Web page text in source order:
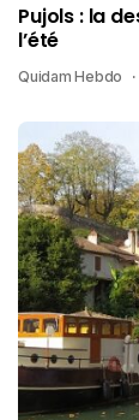
Pujols : la
l’été
Quidam Hebdo